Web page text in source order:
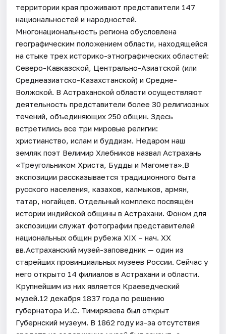
территории края проживают представители 147
национальностей и народностей.
Многонациональность региона обусловлена
географическим положением области, находящейся
на стыке трех историко-этнографических областей:
Северо-Кавказской, Центрально-Азиатской (или
Среднеазиатско-Казахстанской) и Средне-
Волжской. В Астраханской области осуществляют
деятельность представители более 30 религиозных
течений, объединяющих 250 общин. Здесь
встретились все три мировые религии:
христианство, ислам и буддизм. Недаром наш
земляк поэт Велимир Хлебников назвал Астрахань
«Треугольником Христа, Будды и Магомета».В
экспозиции рассказывается традиционного быта
русского населения, казахов, калмыков, армян,
татар, ногайцев. Отдельный комплекс посвящён
истории индийской общины в Астрахани. Фоном для
экспозиции служат фотографии представителей
национальных общин рубежа XIX – нач. XX
вв.Астраханский музей-заповедник — один из
старейших провинциальных музеев России. Сейчас у
него открыто 14 филиалов в Астрахани и области.
Крупнейшим из них является Краеведческий
музей.12 декабря 1837 года по решению
губернатора И.С. Тимирязева был открыт
Губернский музеум. В 1862 году из-за отсутствия